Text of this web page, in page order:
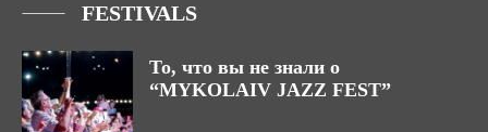
FESTIVALS
То, что вы не знали о
“MYKOLAIV JAZZ FEST”